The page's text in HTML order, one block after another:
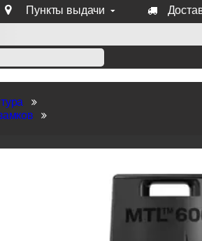
Пункты выдачи
продукции Venezia, Fratelli, Tupai,